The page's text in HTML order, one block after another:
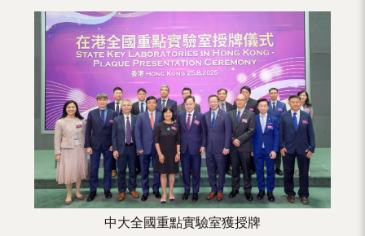
（內
區）
中大全國重點實驗室獲授牌